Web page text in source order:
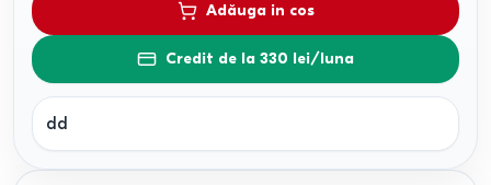
Adăuga in cos
Credit de la 330 lei/luna
dd